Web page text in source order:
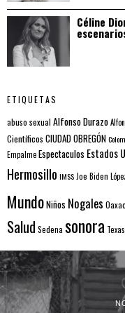
Céline
ETIQUETAS
abuso sexual Alfonso Durazo
Científicos CIUDAD OBREGÓN
EmpalmeEspectaculos Estados
Hermosillo IMSS Joe Biden
MundoNiños Nogales
Salud Sedena sonora Texas